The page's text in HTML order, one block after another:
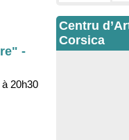
-
20h30
Centru
Corsica